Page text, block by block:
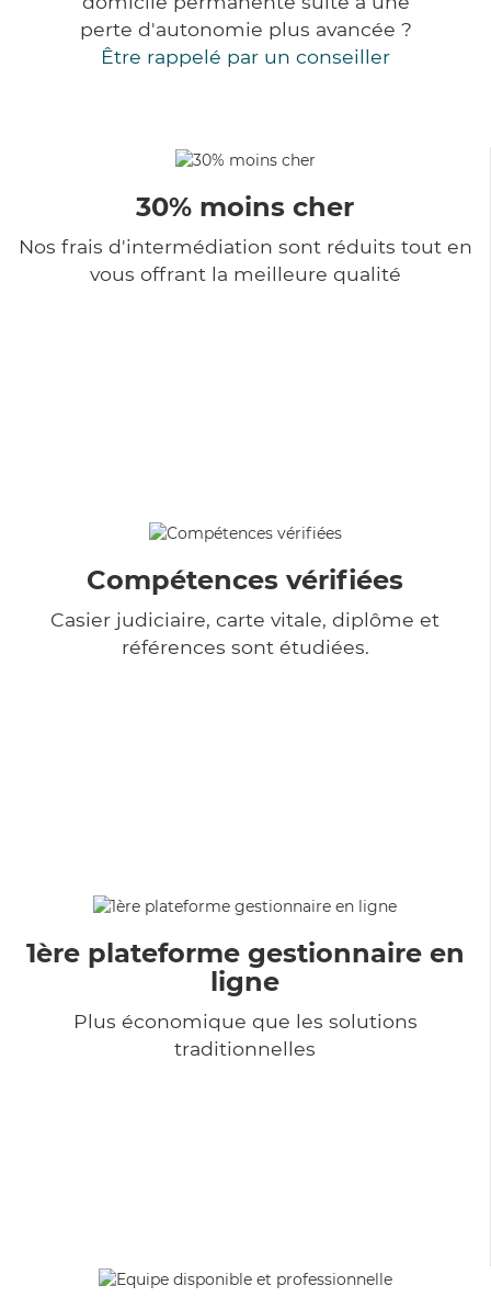
perte d'autonomie plus avancée ?
Être rappelé par un conseiller
30% moins cher
Nos frais d'intermédiation sont réduits tout en
vous offrant la meilleure qualité
Compétences vérifiées
Casier judiciaire, carte vitale, diplôme et
références sont étudiées.
1ère plateforme gestionnaire en
ligne
Plus économique que les solutions
traditionnelles